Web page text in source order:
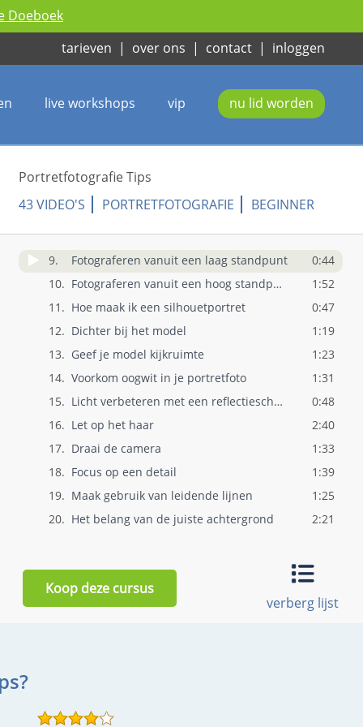
Doeboek
tarieven | over ons | contact | inloggen
nu lid worden
vip
live workshops
Portretfotografie Tips
43 VIDEO'S
PORTRETFOTOGRAFIE BEGINNER
2.
Scherpstellen op de ogen
1:22
Niet teveel ruimte boven het hoofd
1:25
4.
Het onderwerp uit het midden plaatsen
1:14
Beperk je mogelijkheden
7.
Zorg voor een onscherpe achtergrond
2:24
8.
Opdracht: Maak een portret met achtergro..
1:42
9.
Fotograferen vanuit een laag standpunt
0:44
10.
Fotograferen vanuit een hoog standpunt
1:52
11. Hoe maak ik een silhouetportret
0:47
12. Dichter bij het model
1:19
13. Geef je model kijkruimte
1:23
14. Voorkom oogwit in je portretfoto
1:31
15.
Licht verbeteren met een reflectiescherm
0:48
16. Let op het haar
2:40
17. Draai de camera
1:33
18. Focus op een detail
1:39
19. Maak gebruik van leidende lijnen
1:25
20. Het belang van de juiste achtergrond
2:21
22. Flitsen in de studio: Hoe creëer je een ..
1:48
23. Flitsen in de studio: Je onderwerp los v..
Gebruik een strookje behang als achtergr..
1:32
28.
Draai het lichaam weg van de camera
Koop deze cursus
verberg lijst